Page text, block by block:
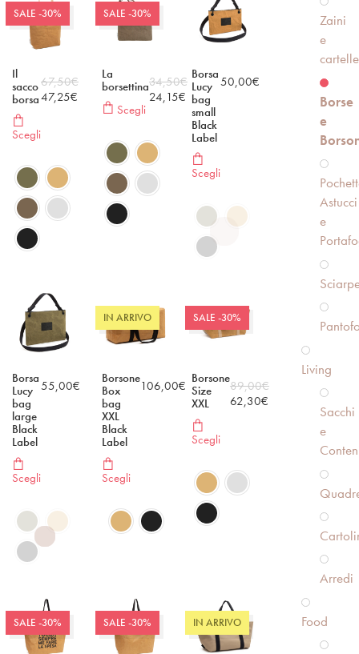
SALE -30%
Il
sacco
borsa
Scegli
67,50€
47,25€
SALE -30%
La
borsettina
Scegli
34,50€
24,15€
Borsa
Lucy
bag
small
Black
Label
Scegli
50,00€
Borsa
Lucy
bag
large
Black
Label
Scegli
55,00€
IN ARRIVO
Borsone
Box
bag
XXL
Black
Label
Scegli
106,00€
SALE -30%
Borsone
Size
XXL
Scegli
89,00€
62,30€
SALE -30% SALE -30% IN ARRIVO
Zaini
e
cartelle
Borse
e
Astucci
e
Living
Sacchi
e
Arredi
Food